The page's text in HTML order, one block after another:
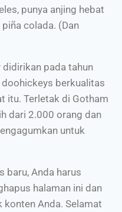
punya anjing hebat
colada. (Dan
didirikan pada tahun
berkualitas
itu. Terletak di Gotham
dari 2.000 orang dan
untuk
baru, Anda harus
halaman ini dan
konten Anda. Selamat